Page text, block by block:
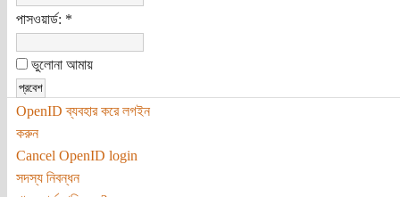
পাসওয়ার্ড: *
ভুলোনা আমায়
OpenID ব্যবহার করে লগইন
করুন
Cancel OpenID login
সদস্য নিবন্ধন